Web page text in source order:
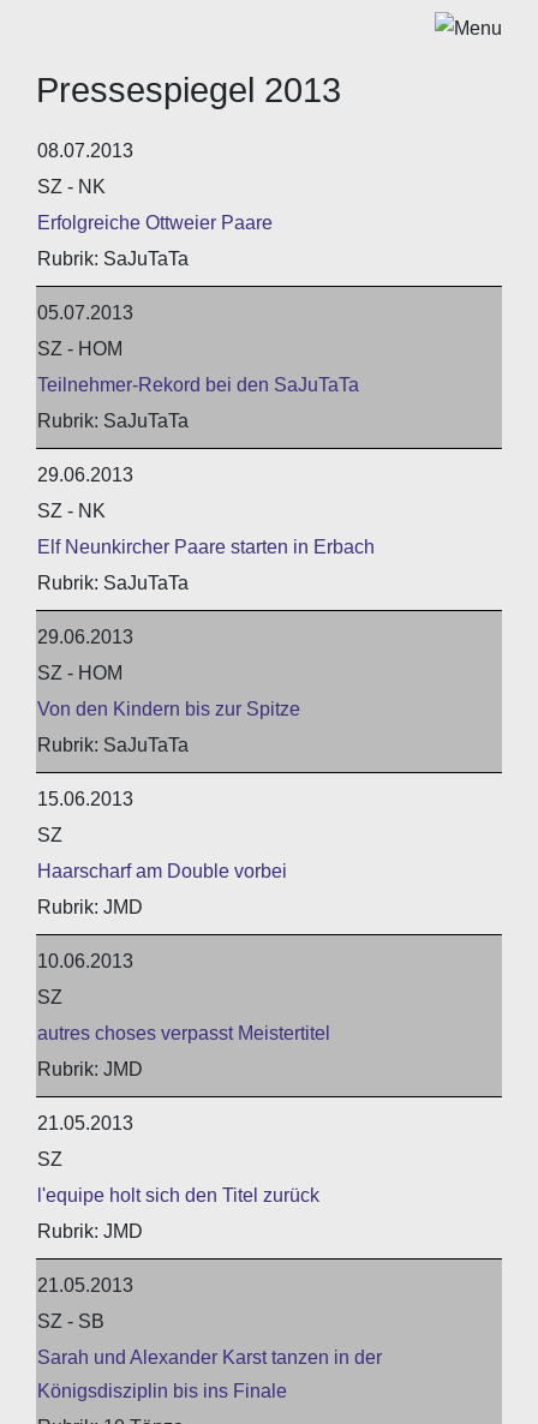
Pressespiegel 2013
08.07.2013
SZ - NK
Erfolgreiche Ottweier Paare
SaJuTaTa
05.07.2013
SZ - HOM
Teilnehmer-Rekord bei den SaJuTaTa
SaJuTaTa
29.06.2013
SZ - NK
Elf Neunkircher Paare starten in Erbach
SaJuTaTa
29.06.2013
SZ - HOM
Von den Kindern bis zur Spitze
SaJuTaTa
15.06.2013
SZ
Haarscharf am Double vorbei
JMD
10.06.2013
SZ
autres choses verpasst Meistertitel
JMD
21.05.2013
SZ
l'equipe holt sich den Titel zurück
JMD
21.05.2013
SZ - SB
Sarah und Alexander Karst tanzen in der
Königsdisziplin bis ins Finale